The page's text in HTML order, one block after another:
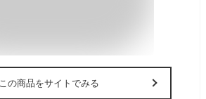
この商品をサイトでみる